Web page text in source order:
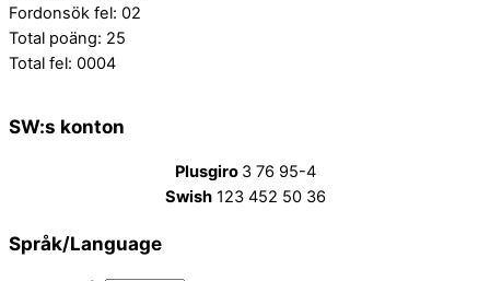
Fordonsök fel: 02
Total poäng: 25
Total fel: 0004
SW:s konton
Plusgiro 3 76 95-4
Swish123 452 50 36
Språk/Language